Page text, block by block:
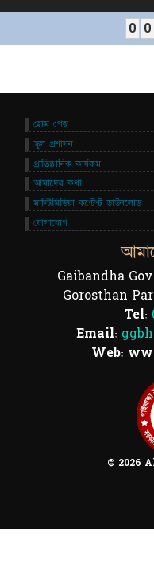
0 0
© 2026
Gaibandha
Gorosthan
Tel:
Email:
Web:
হোম পেজ
স্কুল প্রশাসন
প্রাতিষ্ঠানিক কার্যকম
আমাদের কথা
মাল্টিমিডিয়া কন্টেন্ট ডাউনলোড
যোগাযোগ